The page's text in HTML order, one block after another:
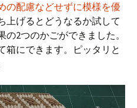
の配慮などせずに模様を優
上げるとどうなるか試して
2つのかごができました。
箱にできます。ピッタリと